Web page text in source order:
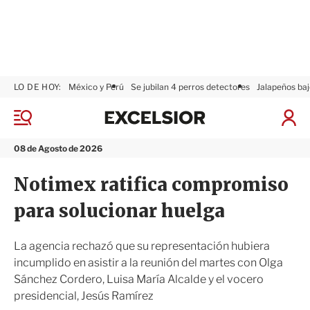
M
n
08 de Agosto de 2026
LO DE HOY: México y Perú Se jubilan 4 perros detectores Jalapeños
I
x
i
r
Notimex ratifica compromiso
para solucionar huelga
La agencia rechazó que su representación hubiera
incumplido en asistir a la reunión del martes con Olga
Sánchez Cordero, Luisa María Alcalde y el vocero
presidencial, Jesús Ramírez